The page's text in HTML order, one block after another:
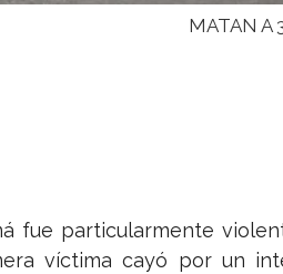
MATAN A
fue particularmente
víctima cayó por un